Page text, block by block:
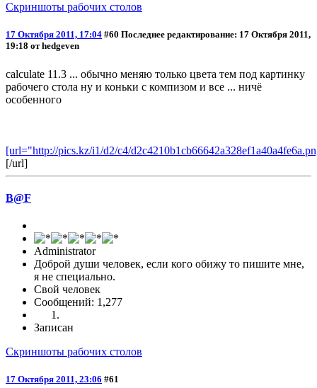
Скриншоты рабочих столов
17 Октября 2011, 17:04 #60 Последнее редактирование: 17 Октября 2011,
19:18 от hedgeven
calculate 11.3 ... обычно меняю только цвета тем под картинку
рабочего стола ну и коньки с компизом и все ... ничё
особенного
[url="http://pics.kz/i1/d2/c4/
[/url]
B@F
Administrator
Доброй души человек, если кого обижу то пишите мне,
я не специально.
Свой человек
Сообщений: 1,277
Записан
Скриншоты рабочих столов
17 Октября 2011, 23:06 #61